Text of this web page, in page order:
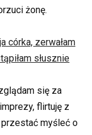
żonę.
córka, zerwałam
słusznie
się za
flirtuję z
myśleć o